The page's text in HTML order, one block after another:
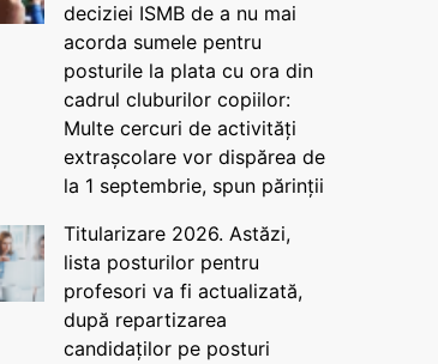
deciziei ISMB de a nu mai
acorda sumele pentru
posturile la plata cu ora din
cadrul cluburilor copiilor:
Multe cercuri de activități
extrașcolare vor dispărea de
la 1 septembrie, spun părinții
Titularizare 2026. Astăzi,
lista posturilor pentru
profesori va fi actualizată,
după repartizarea
candidaților pe posturi